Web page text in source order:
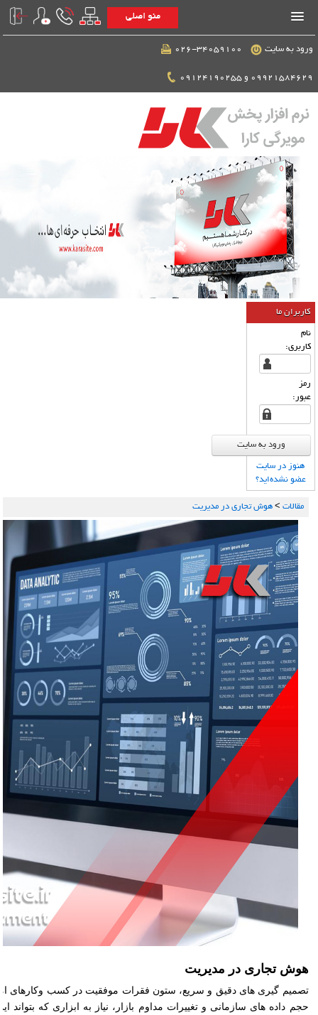
منو اصلی
ورود به سایت
کاربران ما
نام
كاربری:
رمز
عبور:
هنوز در سایت
عضو نشده‌اید؟
مقالات >هوش تجاری در مدیریت
هوش تجاری در مدیریت
تصمیم گیری های دقیق و سریع، ستون فقرات موفقیت در کسب وکارهای
حجم داده های سازمانی و تغییرات مداوم بازار، نیاز به ابزاری که بتواند